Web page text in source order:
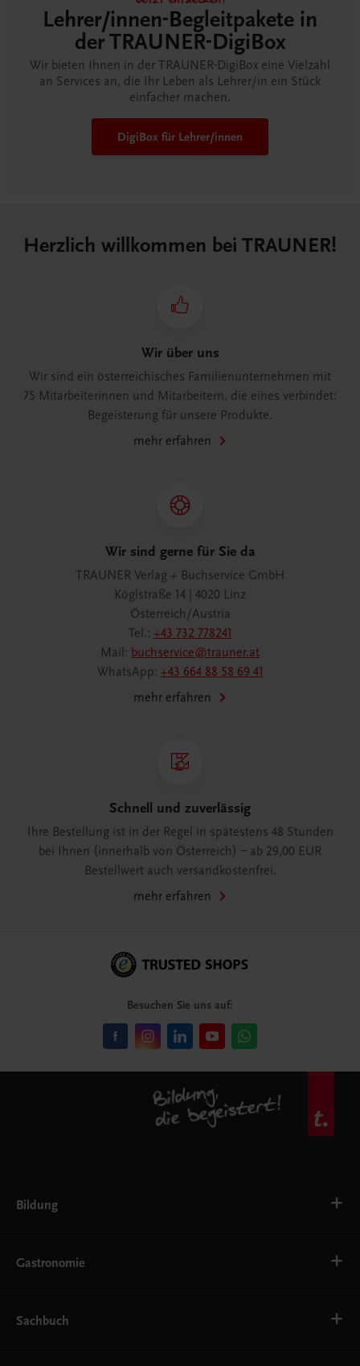
Lehrer/innen-Begleitpakete in
der TRAUNER-DigiBox
Wir bieten Ihnen in der TRAUNER-DigiBox eine Vielzahl
an Services an, die Ihr Leben als Lehrer/in ein Stück
einfacher machen.
DigiBox für Lehrer/innen
Herzlich willkommen bei TRAUNER!
Wir über uns
Wir sind ein österreichisches Familienunternehmen mit
75 Mitarbeiterinnen und Mitarbeitern, die eines verbindet:
Begeisterung für unsere Produkte.
mehr erfahren
Wir sind gerne für Sie da
TRAUNER Verlag + Buchservice GmbH
Köglstraße 14 | 4020 Linz
Österreich/Austria
Tel.: +43 732 778241
Mail: buchservice@trauner.at
WhatsApp: +43 664 88 58 69 41
mehr erfahren
Schnell und zuverlässig
Ihre Bestellung ist in der Regel in spätestens 48 Stunden
bei Ihnen (innerhalb von Österreich) – ab 29,00 EUR
Bestellwert auch versandkostenfrei.
mehr erfahren
Besuchen Sie uns auf:
Bildung
AHS
EWF/ZWF
FW
Gastronomie
Getränke
Sachbuch